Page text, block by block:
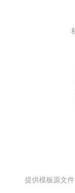
提供模板源文